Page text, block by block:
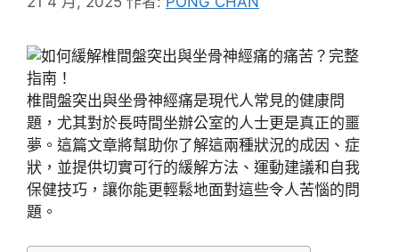
椎間盤突出與坐骨神經痛是現代人常見的健康問
題，尤其對於長時間坐辦公室的人士更是真正的噩
夢。這篇文章將幫助你了解這兩種狀況的成因、症
狀，並提供切實可行的緩解方法、運動建議和自我
保健技巧，讓你能更輕鬆地面對這些令人苦惱的問
題。